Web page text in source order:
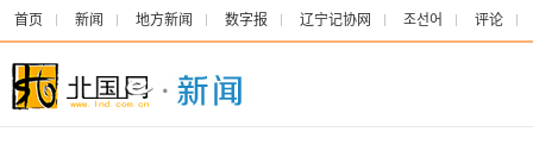
首页 新闻 地方新闻 数字报 辽宁记协网 조선어 评论